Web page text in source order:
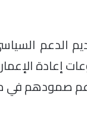
الدعم
إعادة
صمودهم في